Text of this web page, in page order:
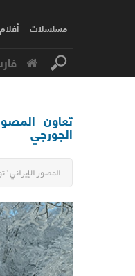
مسلسلات أفلام
تعاون
الجورجي
المصور الإيراني